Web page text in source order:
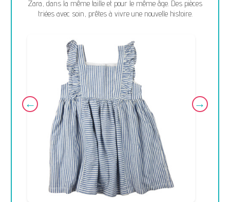
Zara, dans la même taille et pour le même âge. Des pièces
triées avec soin, prêtes à vivre une nouvelle histoire.